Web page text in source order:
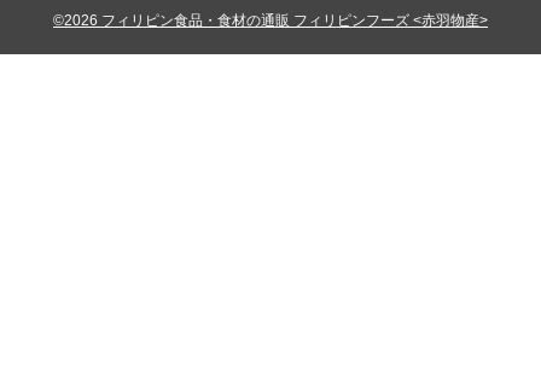
©2026 フィリピン食品・食材の通販 フィリピンフーズ <赤羽物産>